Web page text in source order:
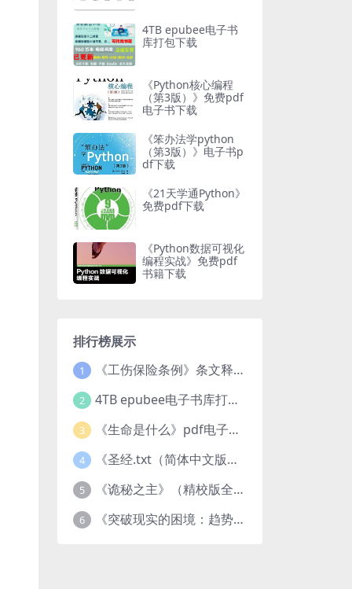
4TB epubee电子书
库打包下载
《Python核心编程
（第3版）》免费pdf
电子书下载
《笨办法学python
（第3版）》电子书p
df下载
《21天学通Python》
免费pdf下载
《Python数据可视化
编程实战》免费pdf
书籍下载
排行榜展示
1 《工伤保险条例》条文释义及案例分析pdf下载
2 4TB epubee电子书库打包下载
3 《生命是什么》pdf电子书下载
4 《圣经.txt（简体中文版）》作者：基督教译者：中国基督教协会
5 《诡秘之主》（精校版全本）作者：爱潜水的乌贼txt
6 《突破现实的困境：趋势、禀赋与企业家的大战略》pdf图书下载